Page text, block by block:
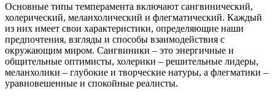
Основные типы темперамента включают сангвинический,
холерический, меланхолический и флегматический. Каждый
из них имеет свои характеристики, определяющие наши
предпочтения, взгляды и способы взаимодействия с
окружающим миром. Сангвиники – это энергичные и
общительные оптимисты, холерики – решительные лидеры,
меланхолики – глубокие и творческие натуры, а флегматики –
уравновешенные и спокойные реалисты.